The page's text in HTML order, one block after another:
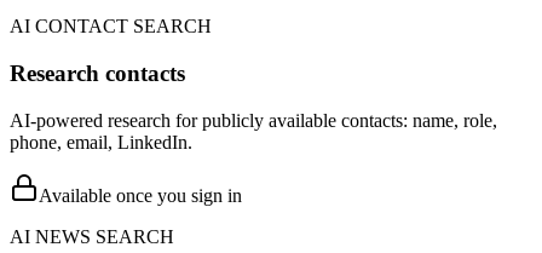
AI CONTACT SEARCH
Research contacts
AI-powered research for publicly available contacts: name, role,
phone, email, LinkedIn.
Available once you sign in
AI NEWS SEARCH